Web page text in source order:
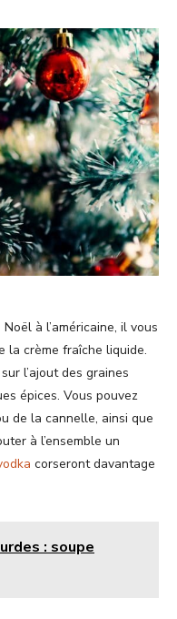
à l’américaine, il vous
la crème fraîche liquide.
l’ajout des graines
épices. Vous pouvez
de la cannelle, ainsi que
à l’ensemble un
corseront davantage
: soupe